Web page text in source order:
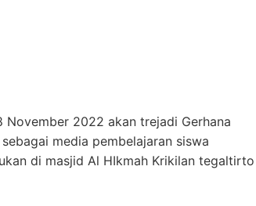
November 2022 akan trejadi Gerhana
media pembelajaran siswa
di masjid Al HIkmah Krikilan tegaltirto